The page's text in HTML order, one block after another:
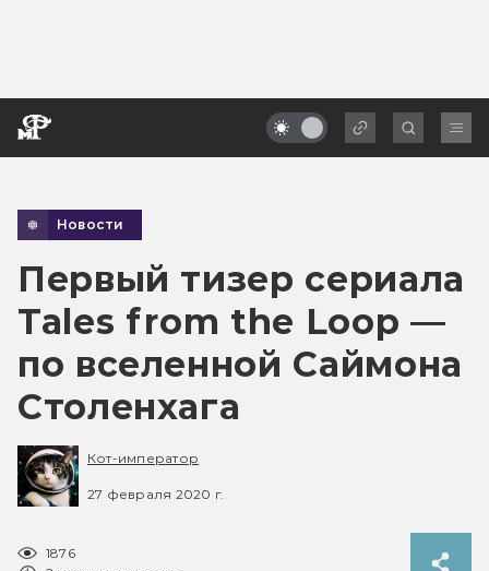
Новости
Первый тизер сериала
Tales from the Loop —
по вселенной Саймона
Столенхага
Кот-император
27 февраля 2020 г.
1876